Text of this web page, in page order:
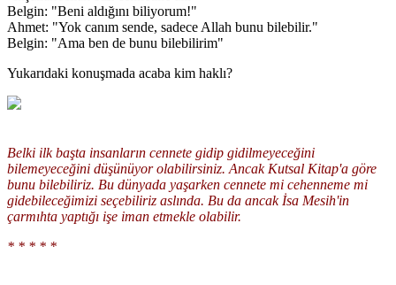
Belgin: "Beni aldığını biliyorum!"
Ahmet: "Yok canım sende, sadece Allah bunu bilebilir."
Belgin: "Ama ben de bunu bilebilirim"
Yukarıdaki konuşmada acaba kim haklı?
Belki ilk başta insanların cennete gidip gidilmeyeceğini
bilemeyeceğini düşünüyor olabilirsiniz. Ancak Kutsal Kitap'a göre
bunu bilebiliriz. Bu dünyada yaşarken cennete mi cehenneme mi
gidebileceğimizi seçebiliriz aslında. Bu da ancak İsa Mesih'in
çarmıhta yaptığı işe iman etmekle olabilir.
* * * * *